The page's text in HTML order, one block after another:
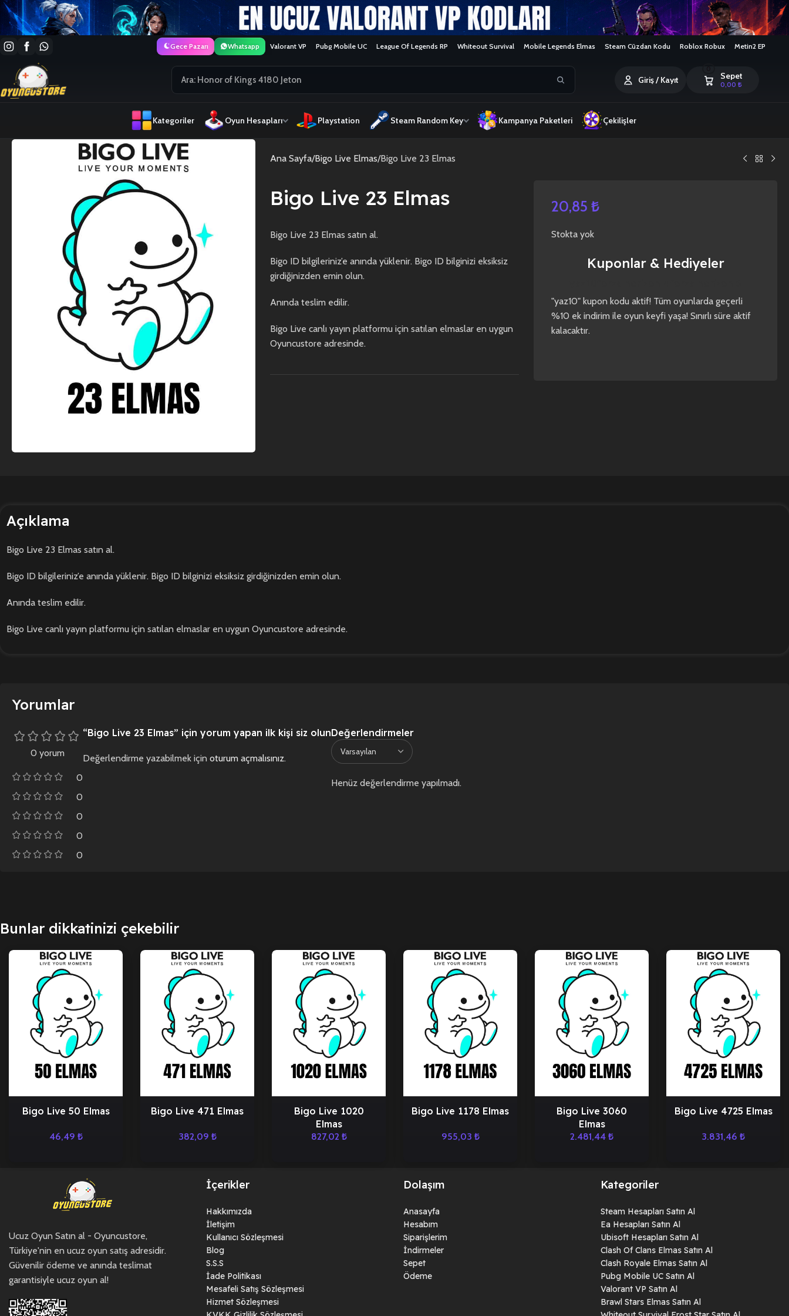
Gece Pazarı Whatsapp Valorant VP Pubg Mobile UC League Of Legends RP Whiteout Survival Mobile Legends Elmas Steam Cüzdan Kodu Roblox Robux Metin2 EP
Giriş / Kayıt Sepet
0,00₺
Kategoriler Oyun Hesapları Playstation Steam Random Key Kampanya Paketleri Çekilişler
Ana Sayfa Bigo Live Elmas Bigo Live 23 Elmas
Bigo Live 23 Elmas
Bigo Live 23 Elmas satın al.
Bigo ID bilgileriniz’e anında yüklenir. Bigo ID bilginizi eksiksiz
girdiğinizden emin olun.
Anında teslim edilir.
Bigo Live canlı yayın platformu için satılan elmaslar en uygun
Oyuncustore adresinde.
20,85₺
Stokta yok
Kuponlar & Hediyeler
"yaz10" kupon kodu aktif! Tüm oyunlarda geçerli
%10 ek indirim ile oyun keyfi yaşa! Sınırlı süre aktif
kalacaktır.
Açıklama
Bigo Live 23 Elmas satın al.
Bigo ID bilgileriniz’e anında yüklenir. Bigo ID bilginizi eksiksiz girdiğinizden emin olun.
Anında teslim edilir.
Bigo Live canlı yayın platformu için satılan elmaslar en uygun Oyuncustore adresinde.
Yorumlar
0 yorum
0
0
0
0
0
Değerlendirmeler
Henüz değerlendirme yapılmadı.
“Bigo Live 23 Elmas” için yorum yapan ilk kişi siz olun
Değerlendirme yazabilmek için oturum açmalısınız.
Bunlar dikkatinizi çekebilir
SATILDI
Bigo Live 50 Elmas
46,49 ₺
SATILDI
Bigo Live 471 Elmas
382,09 ₺
SATILDI
Bigo Live 1020
Elmas
827,02 ₺
SATILDI
Bigo Live 1178 Elmas
955,03 ₺
SATILDI
Bigo Live 3060
Elmas
2.481,44 ₺
SATILDI
Bigo Live 4725 Elmas
3.831,46 ₺
Ucuz Oyun Satın al - Oyuncustore,
Türkiye'nin en ucuz oyun satış adresidir.
Güvenilir ödeme ve anında teslimat
garantisiyle ucuz oyun al!
İçerikler
Hakkımızda
İletişim
Kullanıcı Sözleşmesi
Blog
S.S.S
İade Politikası
Mesafeli Satış Sözleşmesi
Hizmet Sözleşmesi
Dolaşım
Anasayfa
Hesabım
Siparişlerim
İndirmeler
Sepet
Ödeme
Kategoriler
Steam Hesapları Satın Al
Ea Hesapları Satın Al
Ubisoft Hesapları Satın Al
Clash Of Clans Elmas Satın Al
Clash Royale Elmas Satın Al
Pubg Mobile UC Satın Al
Valorant VP Satın Al
Brawl Stars Elmas Satın Al